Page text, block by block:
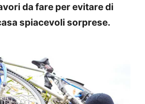
da fare per evitare di
spiacevoli sorprese.